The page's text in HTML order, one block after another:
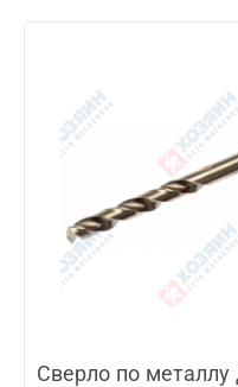
Сверло по